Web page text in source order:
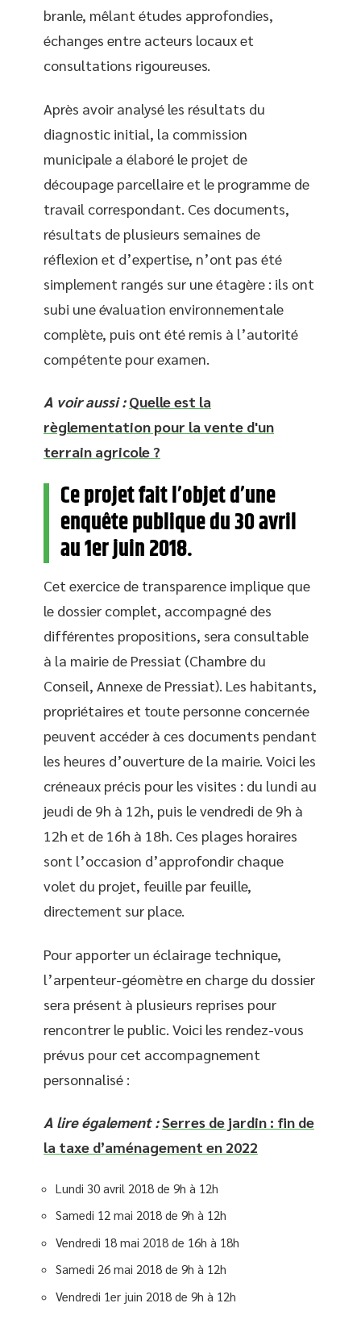
branle, mêlant études approfondies,
échanges entre acteurs locaux et
consultations rigoureuses.
Après avoir analysé les résultats du
diagnostic initial, la commission
municipale a élaboré le projet de
découpage parcellaire et le programme de
travail correspondant. Ces documents,
résultats de plusieurs semaines de
réflexion et d’expertise, n’ont pas été
simplement rangés sur une étagère : ils ont
subi une évaluation environnementale
complète, puis ont été remis à l’autorité
compétente pour examen.
A voir aussi : Quelle est la
règlementation pour la vente d'un
terrain agricole ?
Ce projet fait l’objet d’une
enquête publique du 30 avril
au 1er juin 2018.
Cet exercice de transparence implique que
le dossier complet, accompagné des
différentes propositions, sera consultable
à la mairie de Pressiat (Chambre du
Conseil, Annexe de Pressiat). Les habitants,
propriétaires et toute personne concernée
peuvent accéder à ces documents pendant
les heures d’ouverture de la mairie. Voici les
créneaux précis pour les visites : du lundi au
jeudi de 9h à 12h, puis le vendredi de 9h à
12h et de 16h à 18h. Ces plages horaires
sont l’occasion d’approfondir chaque
volet du projet, feuille par feuille,
directement sur place.
Pour apporter un éclairage technique,
l’arpenteur-géomètre en charge du dossier
sera présent à plusieurs reprises pour
rencontrer le public. Voici les rendez-vous
prévus pour cet accompagnement
personnalisé :
A lire également :Serres de jardin : fin de
la taxe d’aménagement en 2022
Lundi 30 avril 2018 de 9h à 12h
Samedi 12 mai 2018 de 9h à 12h
Vendredi 18 mai 2018 de 16h à 18h
Samedi 26 mai 2018 de 9h à 12h
Vendredi 1er juin 2018 de 9h à 12h